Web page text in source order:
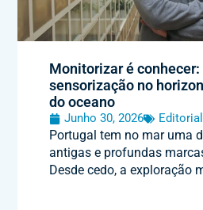
Monitorizar é conhecer:
sensorização no
do oceano
Junho 30, 2026 Editorial
Portugal tem no mar uma
antigas e profundas
Desde cedo, a exploração